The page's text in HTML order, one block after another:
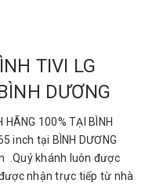
TIVI LG
DƯƠNG
HÃNG 100% TẠI BÌNH
inch tại BÌNH DƯƠNG
.Quý khánh luôn được
nhận trực tiếp từ nhà